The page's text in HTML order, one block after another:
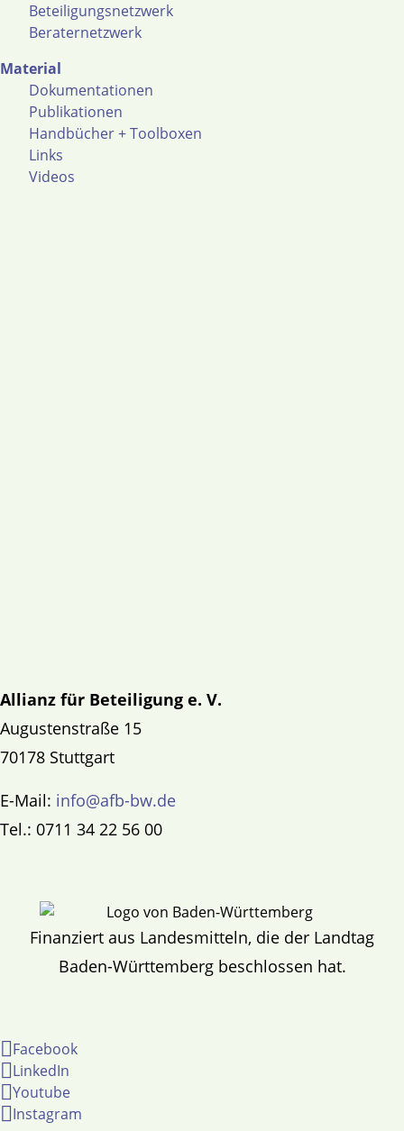
Beteiligungsnetzwerk
Beraternetzwerk
Material
Dokumentationen
Publikationen
Handbücher + Toolboxen
Links
Videos
Allianz für Beteiligung e. V.
Augustenstraße 15
70178 Stuttgart
E-Mail: info@afb-bw.de
Tel.: 0711 34 22 56 00
Finanziert aus Landesmitteln, die der Landtag
Baden-Württemberg beschlossen hat.
Facebook
LinkedIn
Youtube
Instagram